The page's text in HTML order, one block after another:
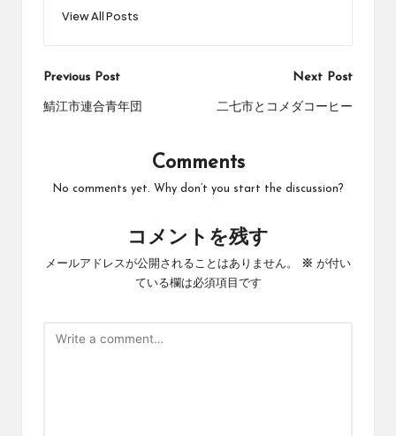
View All Posts
Post
navigation
Previous Post
鯖江市連合青年団
Next Post
二七市とコメダコーヒー
Comments
No comments yet. Why don’t you start the discussion?
コメントを残す
メールアドレスが公開されることはありません。 ※ が付い
ている欄は必須項目です